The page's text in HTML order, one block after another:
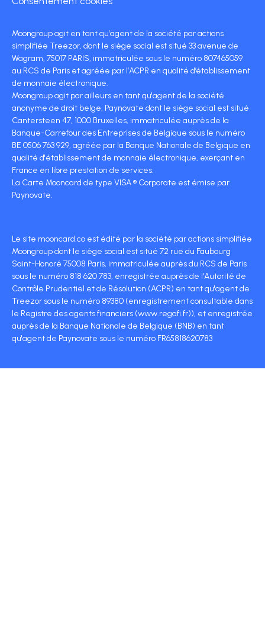
Moongroup agit en tant qu'agent de la société par actions
simplifiée Treezor, dont le siège social est situé 33 avenue de
Wagram, 75017 PARIS, immatriculée sous le numéro 807465059
au RCS de Paris et agréée par l’ACPR en qualité d’établissement
de monnaie électronique.
Moongroup agit par ailleurs en tant qu'agent de la société
anonyme de droit belge, Paynovate dont le siège social est situé
Cantersteen 47, 1000 Bruxelles, immatriculée auprès de la
Banque-Carrefour des Entreprises de Belgique sous le numéro
BE 0506 763 929, agréée par la Banque Nationale de Belgique en
qualité d'établissement de monnaie électronique, exerçant en
France en libre prestation de services.
La Carte Mooncard de type VISA ® Corporate est émise par
Paynovate.
Le site mooncard.co est édité par la société par actions simplifiée
Moongroup dont le siège social est situé 72 rue du Faubourg
Saint-Honoré 75008 Paris, immatriculée auprès du RCS de Paris
sous le numéro 818 620 783, enregistrée auprès de l'Autorité de
Contrôle Prudentiel et de Résolution (ACPR) en tant qu'agent de
Treezor sous le numéro 89380 (enregistrement consultable dans
le Registre des agents financiers (www.regafi.fr)), et enregistrée
auprès de la Banque Nationale de Belgique (BNB) en tant
qu'agent de Paynovate sous le numéro FR65818620783